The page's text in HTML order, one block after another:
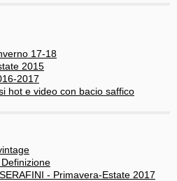
17-18
2015
2017
hot e video con bacio saffico
- Primavera-Estate 2017